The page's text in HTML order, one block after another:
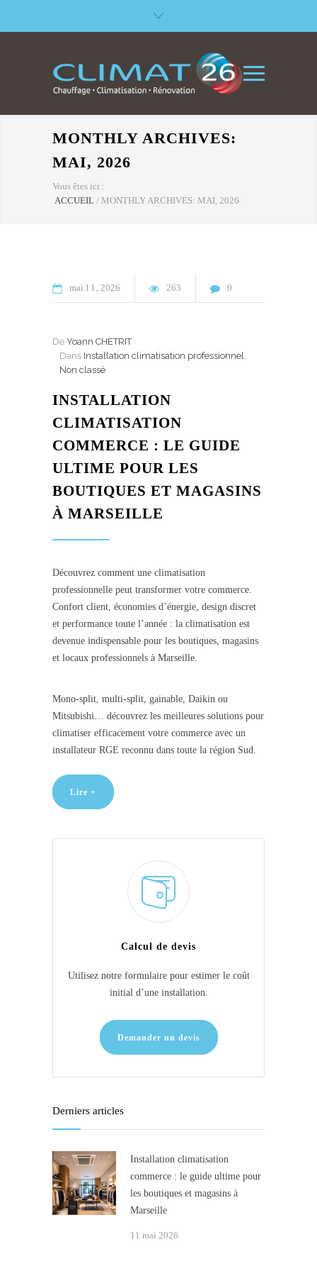
MONTHLY ARCHIVES:
MAI, 2026
Vous êtes ici :
ACCUEIL / MONTHLY ARCHIVES: MAI, 2026
mai 11 2026 263 0
De Yoann CHETRIT
Dans Installation climatisation professionnel,
Non classé
INSTALLATION
CLIMATISATION
COMMERCE : LE GUIDE
ULTIME POUR LES
BOUTIQUES ET MAGASINS
À MARSEILLE
Découvrez comment une climatisation
professionnelle peut transformer votre commerce.
Confort client, économies d’énergie, design discret
et performance toute l’année : la climatisation est
devenue indispensable pour les boutiques, magasins
et locaux professionnels à Marseille.
Mono-split, multi-split, gainable, Daikin ou
Mitsubishi… découvrez les meilleures solutions pour
climatiser efficacement votre commerce avec un
installateur RGE reconnu dans toute la région Sud.
Lire +
Calcul de devis
Utilisez notre formulaire pour estimer le coût
initial d’une installation.
Demander un devis
Derniers articles
Installation climatisation
commerce : le guide ultime pour
les boutiques et magasins à
Marseille
11 mai 2026